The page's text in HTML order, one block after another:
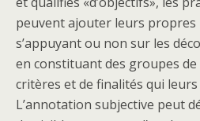
peuvent ajouter leurs propres
s’appuyant ou non sur les
en constituant des groupes
critères et de finalités qui
L’annotation subjective peut